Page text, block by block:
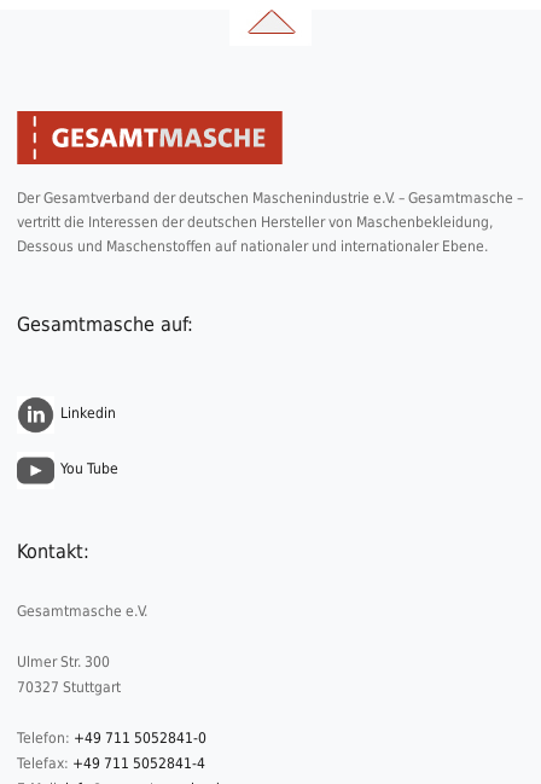
Der Gesamtverband der deutschen Maschenindustrie e.V. – Gesamtmasche –
vertritt die Interessen der deutschen Hersteller von Maschenbekleidung,
Dessous und Maschenstoffen auf nationaler und internationaler Ebene.
Gesamtmasche auf:
Linkedin
You Tube
Kontakt:
Gesamtmasche e.V.
Ulmer Str. 300
70327 Stuttgart
Telefon: +49 711 5052841-0
Telefax: +49 711 5052841-4